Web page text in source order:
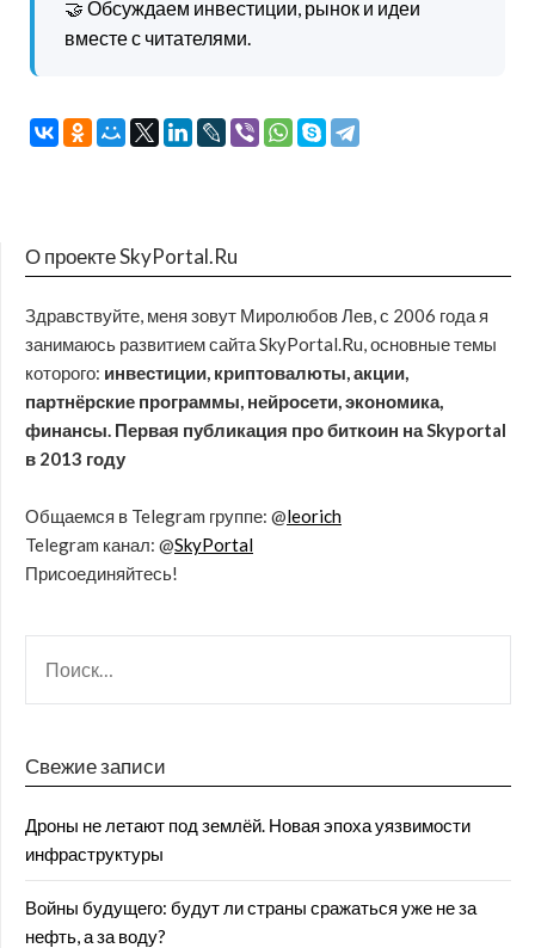
🤝 Обсуждаем инвестиции, рынок и идеи
вместе с читателями.
О проекте SkyPortal.Ru
Здравствуйте, меня зовут Миролюбов Лев, с 2006 года я
занимаюсь развитием сайта SkyPortal.Ru, основные темы
которого: инвестиции, криптовалюты, акции,
партнёрские программы, нейросети, экономика,
финансы. Первая публикация про биткоин на Skyportal
в 2013 году
Общаемся в Telegram группе: @leorich
Telegram канал: @SkyPortal
Присоединяйтесь!
Свежие записи
Дроны не летают под землёй. Новая эпоха уязвимости
инфраструктуры
Войны будущего: будут ли страны сражаться уже не за
нефть, а за воду?